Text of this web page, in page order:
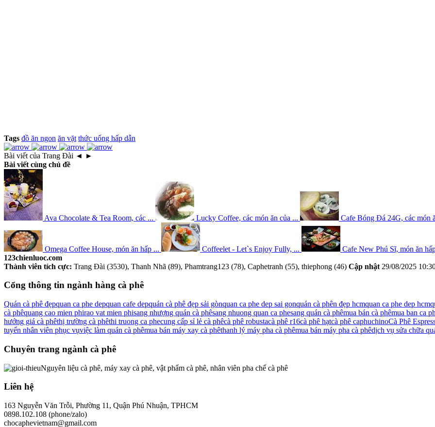
Tags đồ ăn ngon ăn vặt thức uống hấp dẫn
Bài viết của Trang Đài ◄ ►
Bài viết cùng chủ đề
Ava Chocolate & Tea Room, các ... Lucky Coffee, các món ăn của ... Cafe Bóng Đá 24G, các món
Omega Coffee House, món ăn hấp ... Coffeelet - Let`s Enjoy Fully, ... Cafe New Phú Sĩ, món ăn
123chienluoc.com
Thành viên tích cực: Trang Đài (3530), Thanh Nhã (89), Phamtrang123 (78), Caphetranh (55), thiephong (46) Cập nhật 29/08/2025
Cổng thông tin ngành hàng cà phê
Quán cà phê đẹpquan ca phe depquan cafe depquán cà phê đẹp sải gònquan ca phe dep sai gonquán cà phên đẹp hcmquan ca phe dep hcm
cà phêquang cao mien phirao vat mien phisang nhượng quán cà phêsang nhuong quan ca phesang quán cà phêmua bán cà phêmua ban ca
hướng giá cà phêthị trường cà phêthi truong ca phecung cấp sỉ lẻ cà phêcà phê robustacà phê r16cà phê hạtcà phê caphuchinoCà Phê
tuyển nhân viên phục vụviệc làm quán cà phêmua bán máy xay cà phêthanh lý máy pha cà phêmua bán máy pha cà phêdịch vụ sửa chữa
Chuyên trang ngành cà phê
Nguyên liệu cà phê, máy xay cà phê, vật phẩm cà phê, nhân viên pha chế cà phê
Liên hệ
163 Nguyễn Văn Trỗi, Phường 11, Quận Phú Nhuận, TPHCM
0898.102.108 (phone/zalo)
chocaphevietnam@gmail.com